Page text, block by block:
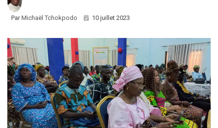
ParMichaël Tchokpodo 10 juillet 2023